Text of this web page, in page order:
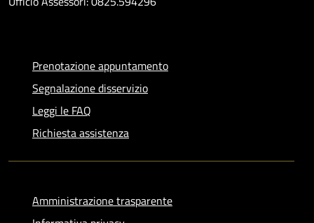
Prenotazione appuntamento
Segnalazione disservizio
Leggi le FAQ
Richiesta assistenza
Amministrazione trasparente